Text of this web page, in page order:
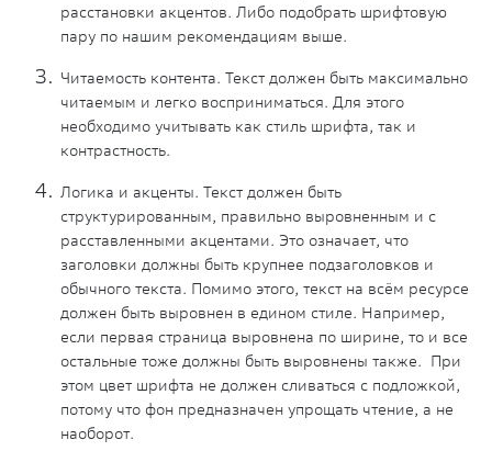
расстановки акцентов. Либо подобрать шрифтовую
пару по нашим рекомендациям выше.
Читаемость контента. Текст должен быть максимально
читаемым и легко восприниматься. Для этого
необходимо учитывать как стиль шрифта, так и
контрастность.
Логика и акценты. Текст должен быть
структурированным, правильно выровненным и с
расставленными акцентами. Это означает, что
заголовки должны быть крупнее подзаголовков и
обычного текста. Помимо этого, текст на всём ресурсе
должен быть выровнен в едином стиле. Например,
если первая страница выровнена по ширине, то и все
остальные тоже должны быть выровнены также. При
этом цвет шрифта не должен сливаться с подложкой,
потому что фон предназначен упрощать чтение, а не
наоборот.